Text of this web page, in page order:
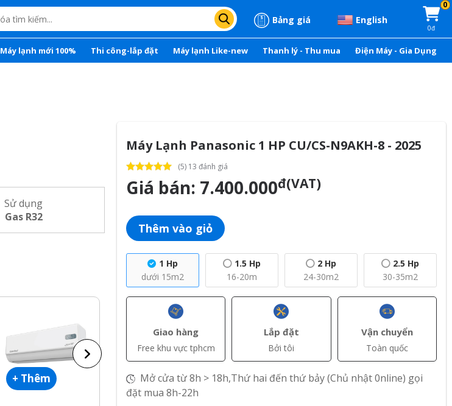
Bảng giá English
0
0đ
Máy lạnh mới 100% Thi công-lắp đặt Máy lạnh Like-new Thanh lý - Thu mua Điện Máy - Gia Dụng
Sử dụng
Gas R32
+ Thêm + Thêm + Thêm + Thêm
Máy Lạnh Panasonic 1 HP CU/CS-N9AKH-8 - 2025
(5) 13 đánh giá
Giá bán: 7.400.000đ(VAT)
Thêm vào giỏ
1 Hp
dưới 15m2
1.5 Hp
16-20m
2 Hp
24-30m2
2.5 Hp
30-35m2
Giao hàng
Free khu vực tphcm
Lắp đặt
Bởi tôi
Vận chuyển
Toàn quốc
Mở cửa từ 8h > 18h,Thứ hai đến thứ bảy (Chủ nhật 0nline) gọi
đặt mua 8h-22h